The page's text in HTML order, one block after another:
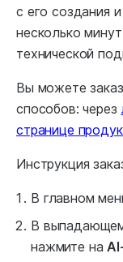
с его создания
несколько
технической
Вы можете
способов: через
странице
Инструкция
В главном
В выпадающем
нажмите на